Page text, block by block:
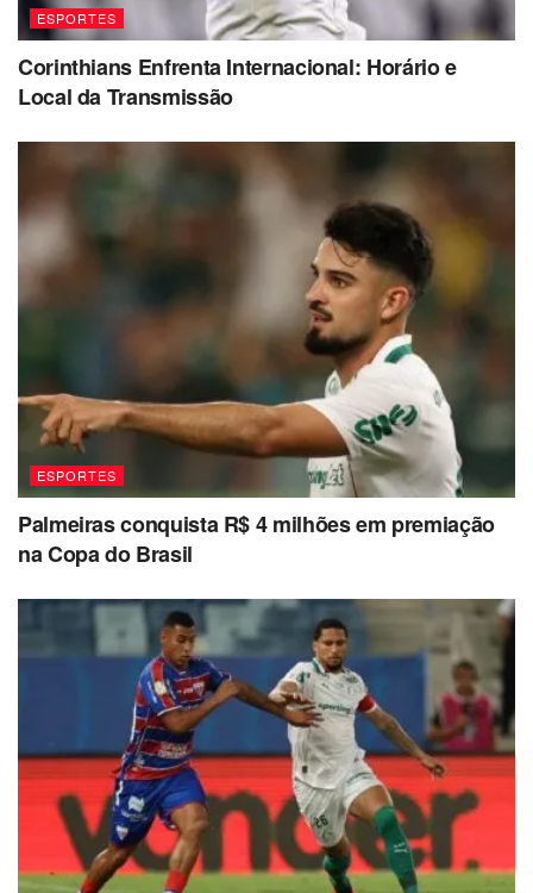
ESPORTES
Corinthians Enfrenta Internacional: Horário e
Local da Transmissão
ESPORTES
Palmeiras conquista R$ 4 milhões em premiação
na Copa do Brasil